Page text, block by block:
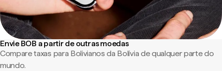
Envie BOB a partir de outras moedas
Compare taxas para Bolivianos da Bolívia de qualquer parte do
mundo.